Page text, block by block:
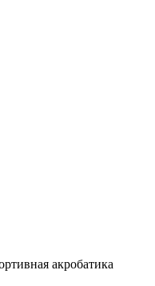
акробатика